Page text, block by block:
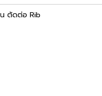
น ตัดต่อ Rib